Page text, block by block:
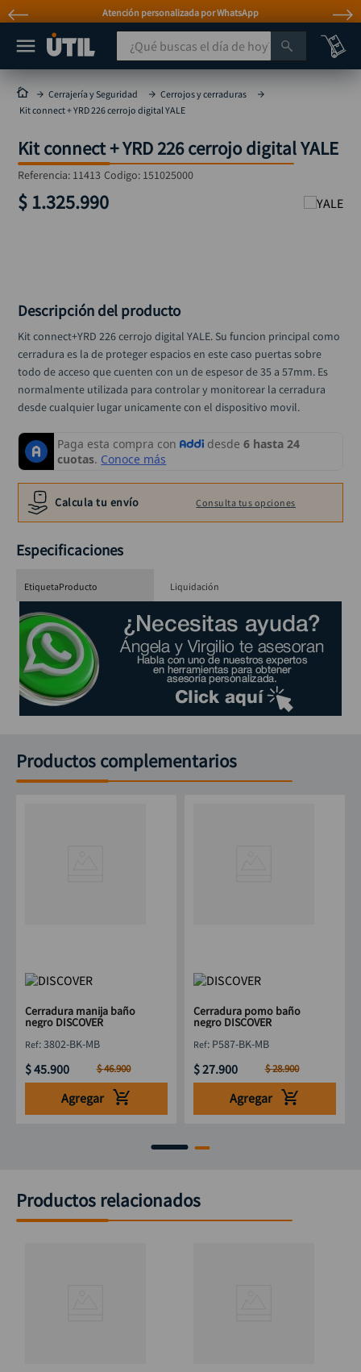
Atención personalizada por WhatsApp
¿Qué buscas el día de hoy?
Cerrajería y Seguridad
Cerrojos y cerraduras
Kit connect + YRD 226 cerrojo digital YALE
Kit connect + YRD 226 cerrojo digital YALE
Referencia: 11413 Codigo: 151025000
$ 1.325.990
Descripción del producto
Kit connect+YRD 226 cerrojo digital YALE. Su funcion principal como
cerradura es la de proteger espacios en este caso puertas sobre
todo de acceso que cuenten con un de espesor de 35 a 57mm. Es
normalmente utilizada para controlar y monitorear la cerradura
desde cualquier lugar unicamente con el dispositivo movil.
Calcula tu envío Consulta tus opciones
Especificaciones
EtiquetaProducto Liquidación
Productos complementarios
Cerradura manija baño
negro DISCOVER
:3802-BK-MB
$45.900 $46.900
Agregar
Cerradura pomo baño
negro DISCOVER
: P587-BK-MB
$27.900 $28.900
Agregar
Productos relacionados
MÁS BUSCADOS
taladro
taladros pulidoras
compresor
mototool
hidrolavadora
alicate
taladro inalámbrico